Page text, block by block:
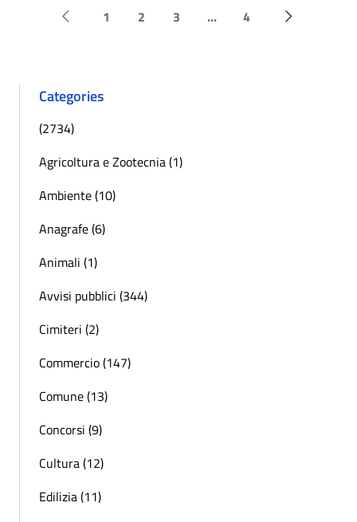
Pagina precedente
1 2 3 ... 4 Next »
Categories
(2734)
Agricoltura e Zootecnia (1)
Ambiente (10)
Anagrafe (6)
Animali (1)
Avvisi pubblici (344)
Cimiteri (2)
Commercio (147)
Comune (13)
Concorsi (9)
Cultura (12)
Edilizia (11)